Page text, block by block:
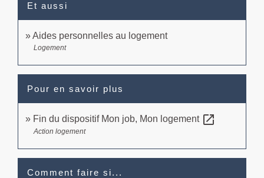
Et aussi
Aides personnelles au logement
Logement
Pour en savoir plus
Fin du dispositif Mon job, Mon logement open_in_new
Action logement
Comment faire si...